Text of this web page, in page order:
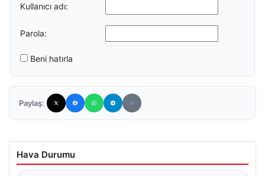
Kullanıcı adı:
Parola:
Beni hatırla
Paylaş:
Hava Durumu